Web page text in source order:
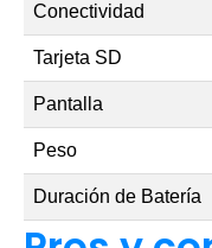
Conectividad
Tarjeta SD
Pantalla
Peso
Duración de Batería